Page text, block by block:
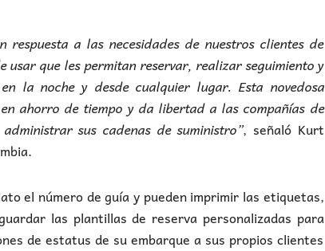
a las necesidades de nuestros clientes de
que les permitan reservar, realizar seguimiento y
la noche y desde cualquier lugar. Esta novedosa
ahorro de tiempo y da libertad a las compañías de
sus cadenas de suministro”, señaló Kurt
el número de guía y pueden imprimir las etiquetas,
las plantillas de reserva personalizadas para
de estatus de su embarque a sus propios clientes